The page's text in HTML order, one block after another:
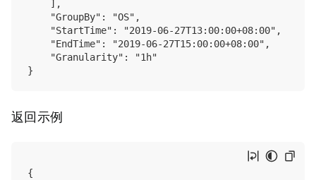
    ],
    "GroupBy": "OS",
    "StartTime": "2019-06-27T13:00:00+08:00",
    "EndTime": "2019-06-27T15:00:00+08:00",
    "Granularity": "1h"
返回示例
{